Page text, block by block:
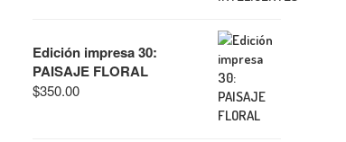
Edición impresa 30:
PAISAJE FLORAL
$350.00